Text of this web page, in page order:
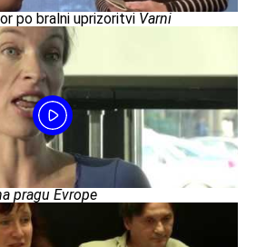
po bralni uprizoritvi Varni
pragu Evrope